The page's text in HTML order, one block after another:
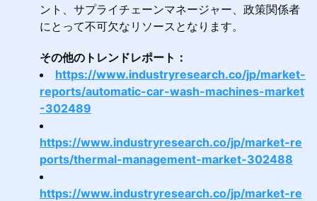
ント、サプライチェーンマネージャー、政策関係者
にとって不可欠なリソースとなります。
その他のトレンドレポート：
https://www.industryresearch.co/jp/market-
reports/automatic-car-wash-machines-market
-302489
https://www.industryresearch.co/jp/market-re
ports/thermal-management-market-302488
https://www.industryresearch.co/jp/market-re